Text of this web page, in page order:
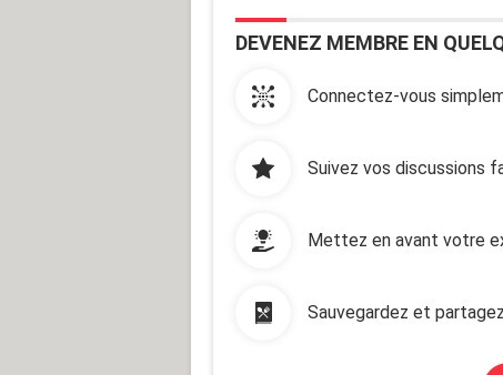
DEVENEZ MEMBRE EN
Connectez-vous
Suivez vos discussions
Mettez en avant votre
Sauvegardez et